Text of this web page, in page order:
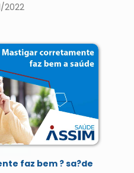
2022
faz bem ? sa?de